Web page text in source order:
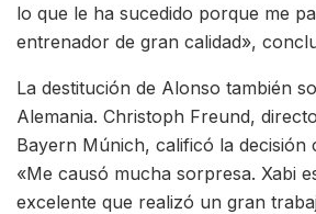
lo que le ha sucedido porque me
entrenador de gran calidad»,
La destitución de Alonso también
Alemania. Christoph Freund,
Bayern Múnich, calificó la decisión
«Me causó mucha sorpresa. Xabi
excelente que realizó un gran